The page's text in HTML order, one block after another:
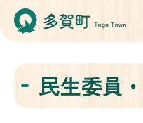
民生委員